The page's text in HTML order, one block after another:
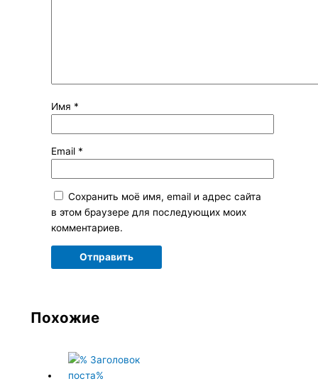
Имя *
Email *
Сохранить моё имя, email и адрес сайта
в этом браузере для последующих моих
комментариев.
Похожие